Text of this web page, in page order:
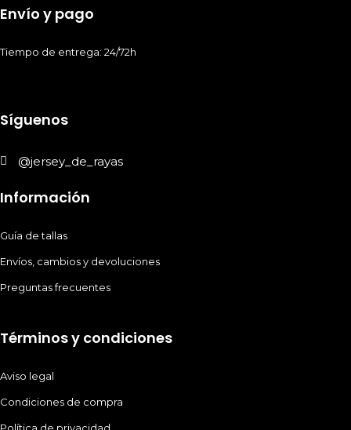
Envío y pago
Tiempo de entrega: 24/72h
Síguenos
@jersey_de_rayas
Información
Guía de tallas
Envíos, cambios y devoluciones
Preguntas frecuentes
Términos y condiciones
Aviso legal
Condiciones de compra
Política de privacidad